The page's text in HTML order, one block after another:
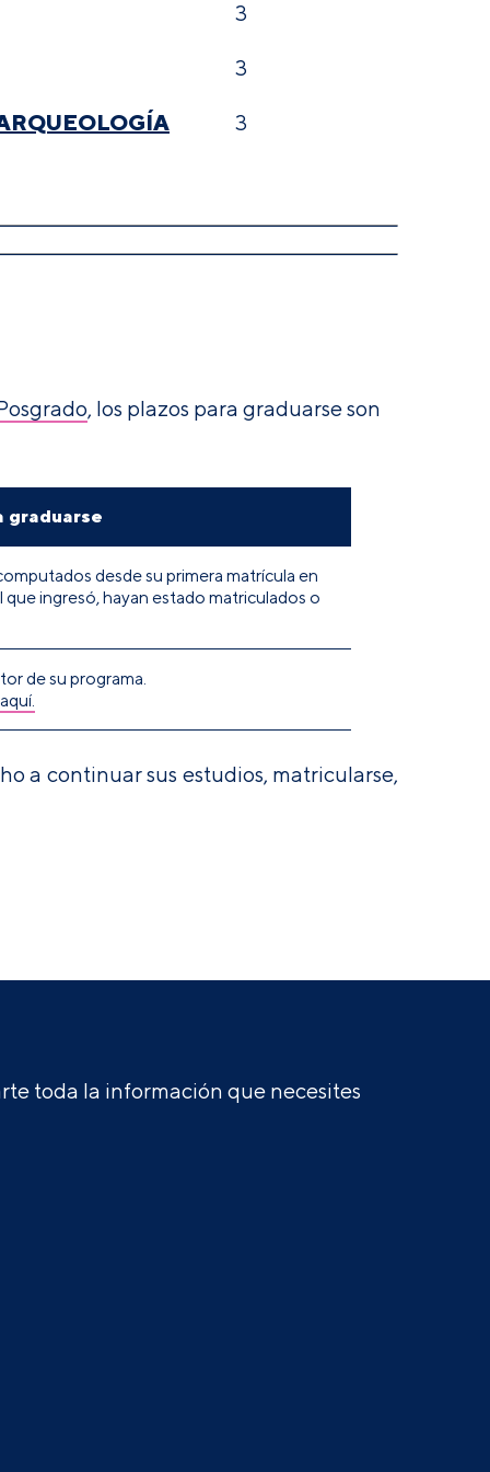
3
3
3
, los plazos para graduarse son
graduarse
desde su primera matrícula en
que ingresó, hayan estado matriculados o
de su programa.
a continuar sus estudios, matricularse,
toda la información que necesites